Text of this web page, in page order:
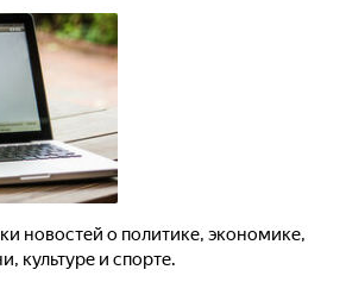
новостей о политике, экономике,
культуре и спорте.